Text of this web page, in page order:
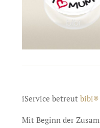
iService betreut bibi®
Mit Beginn der